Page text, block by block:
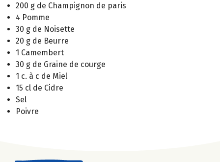
200 g de Champignon de paris
4 Pomme
30 g de Noisette
20 g de Beurre
1 Camembert
30 g de Graine de courge
1 c. à c de Miel
15 cl de Cidre
Sel
Poivre